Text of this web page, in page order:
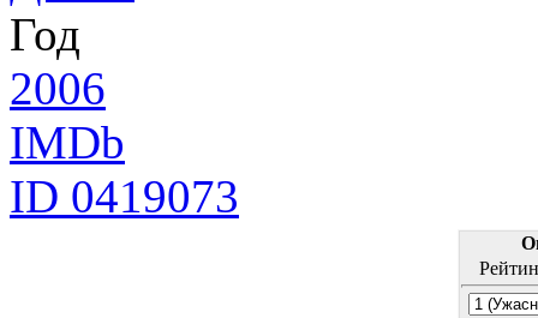
Год
2006
IMDb
ID 0419073